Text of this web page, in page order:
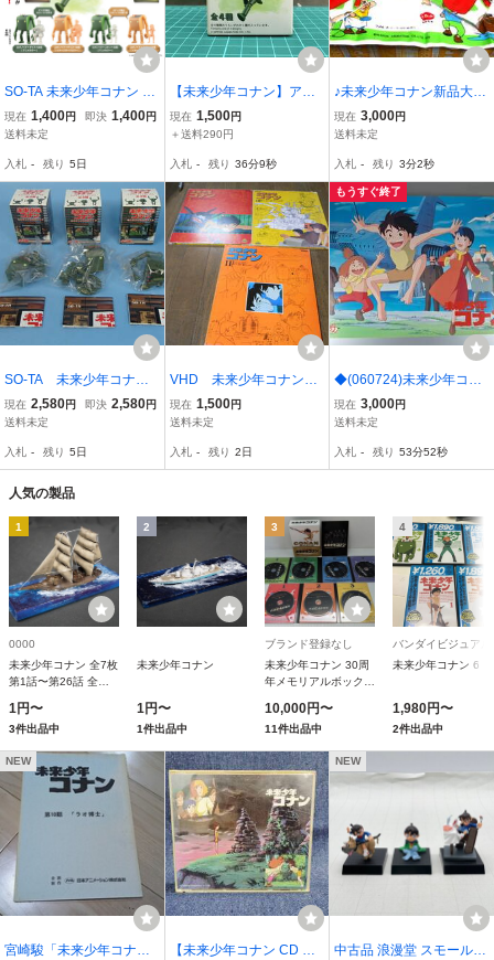
SO-TA 未来少年コナン ア
クション ロボノイド 台座
付き 1BOX 未開封 全4種
ソータ
現在 1,400円 即決 1,400円
送料未定
入札 - 残り 5日
【未来少年コナン】アク
ションロボノイド ダイス
船長 台座 イメージボード
スタジオソータ
現在 1,500円
＋送料290円
入札 - 残り 36分8秒
♪未来少年コナン新品大判
ランチクロスハンカチ３
枚セット一辺41ｃｍ綿10
ス日本アニメーション明
治乳業㈱会社粗品
現在 3,000円
送料未定
入札 - 残り 3分1秒
SO-TA 未来少年コナン
デスクトップロボノイ
ド 全3種
現在 2,580円 即決 2,580円
送料未定
入札 - 残り 5日
VHD 未来少年コナン
Ⅰ～Ⅲ 3枚組 作動確認
無し
現在 1,500円
送料未定
入札 - 残り 2日
もうすぐ終了
◆(060724)未来少年コナ
ン 株式会社日本テレネ
ット SUPER CD-ROM
現在 3,000円
送料未定
入札 - 残り 53分51秒
人気の製品
1
0000
未来少年コナン 全7枚
第1話〜第26話 全巻
1円〜
3件出品中
2
未来少年コナン
1円〜
1件出品中
3
ブランド登録なし
未来少年コナン 30周
年メモリアルボック
イ (原作) 小原乃梨子
(コナン)
10,000円〜
11件出品中
4
バンダイビジュアル
未来少年コナン 6
1,980円〜
2件出品中
NEW
宮崎駿「未来少年コナ
【未来少年コナン CD ド
NEW
中古品 浪漫堂 スモールコ